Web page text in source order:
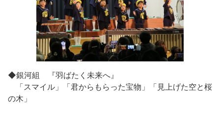
◆銀河組 『羽ばたく未来へ』
「スマイル」「君からもらった宝物」「見上げた空と桜
の木」